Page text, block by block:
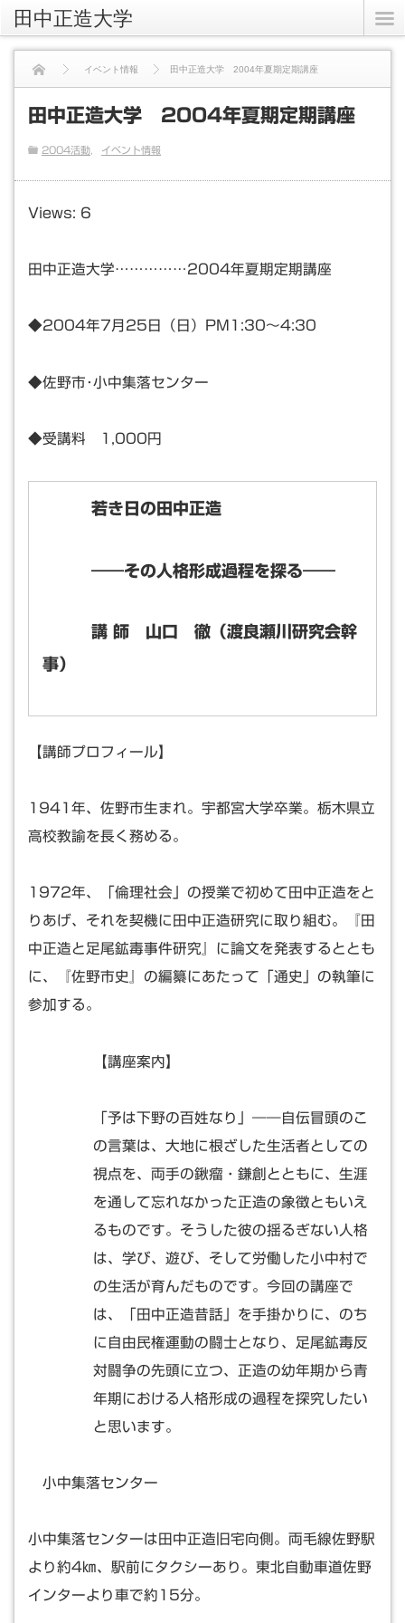
田中正造大学
イベント情報 田中正造大学 2004年夏期定期講座
田中正造大学 2004年夏期定期講座
2004活動 イベント情報
Views: 6
田中正造大学……………2004年夏期定期講座
◆2004年7月25日（日）PM1:30～4:30
◆佐野市･小中集落センター
◆受講料 1,000円
若き日の田中正造
――その人格形成過程を探る――
講 師 山口 徹（渡良瀬川研究会幹
事）
【講師プロフィール】
1941年、佐野市生まれ。宇都宮大学卒業。栃木県立
高校教諭を長く務める。
1972年、「倫理社会」の授業で初めて田中正造をと
りあげ、それを契機に田中正造研究に取り組む。『田
中正造と足尾鉱毒事件研究』に論文を発表するととも
に、『佐野市史』の編纂にあたって「通史」の執筆に
参加する。
【講座案内】
「予は下野の百姓なり」――自伝冒頭のこ
の言葉は、大地に根ざした生活者としての
視点を、両手の鍬瘤・鎌創とともに、生涯
を通して忘れなかった正造の象徴ともいえ
るものです。そうした彼の揺るぎない人格
は、学び、遊び、そして労働した小中村で
の生活が育んだものです。今回の講座で
は、「田中正造昔話」を手掛かりに、のち
に自由民権運動の闘士となり、足尾鉱毒反
対闘争の先頭に立つ、正造の幼年期から青
年期における人格形成の過程を探究したい
と思います。
小中集落センター
小中集落センターは田中正造旧宅向側。両毛線佐野駅
より約4㎞、駅前にタクシーあり。東北自動車道佐野
インターより車で約15分。